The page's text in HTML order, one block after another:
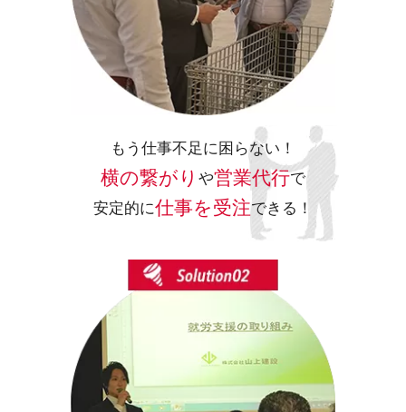
もう仕事不足に困らない！
横の繋がり や営業代行で
安定的に仕事を受注できる！